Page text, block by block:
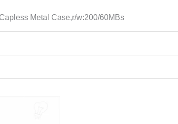
Metal Case,r/w:200/60MBs